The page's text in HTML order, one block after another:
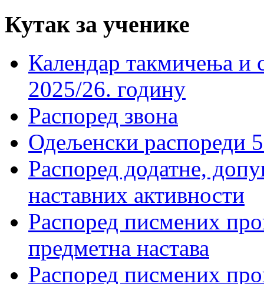
Кутак за ученике
Календар такмичења
2025/26. годину
Распоред звона
Одељенски распореди
Распоред додатне,
наставних активности
Распоред писмених
предметна настава
Распоред писмених